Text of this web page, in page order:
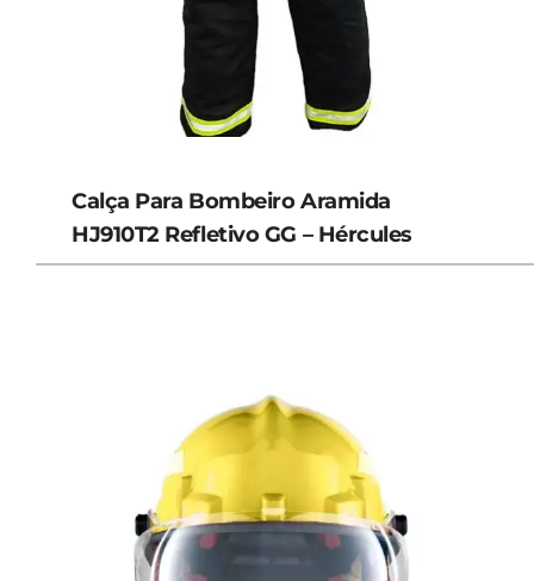
Calça Para Bombeiro Aramida
HJ910T2 Refletivo GG – Hércules